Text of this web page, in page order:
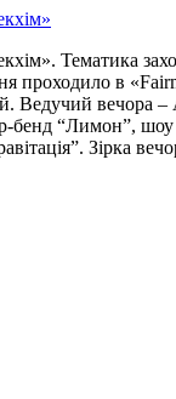
Тематика
проходило в
Ведучий вечора
бенд “Лимон”, шоу
Зірка